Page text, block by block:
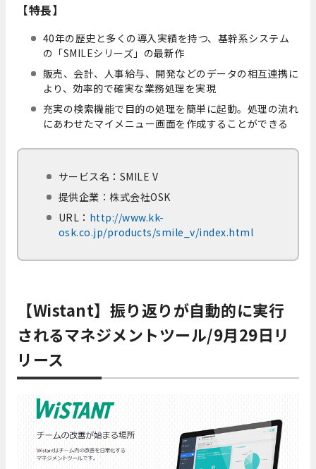
【特長】
40年の歴史と多くの導入実績を持つ、基幹系システム
の「SMILEシリーズ」の最新作
販売、会計、人事給与、開発などのデータの相互連携に
より、効率的で確実な業務処理を実現
充実の検索機能で目的の処理を簡単に起動。処理の流れ
にあわせたマイメニュー画面を作成することができる
サービス名：SMILE V
提供企業：株式会社OSK
URL： http://www.kk-
osk.co.jp/products/smile_v/index.html
【Wistant】振り返りが自動的に実行
されるマネジメントツール/9月29日リ
リース